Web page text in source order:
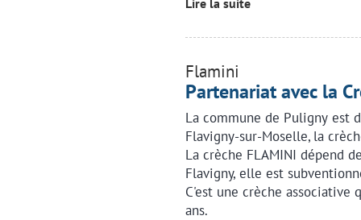
Lire la suite
Flamini
Partenariat avec la
La commune de Puligny est
Flavigny-sur-Moselle, la
La crèche FLAMINI dépend
Flavigny, elle est
C'est une crèche
ans.